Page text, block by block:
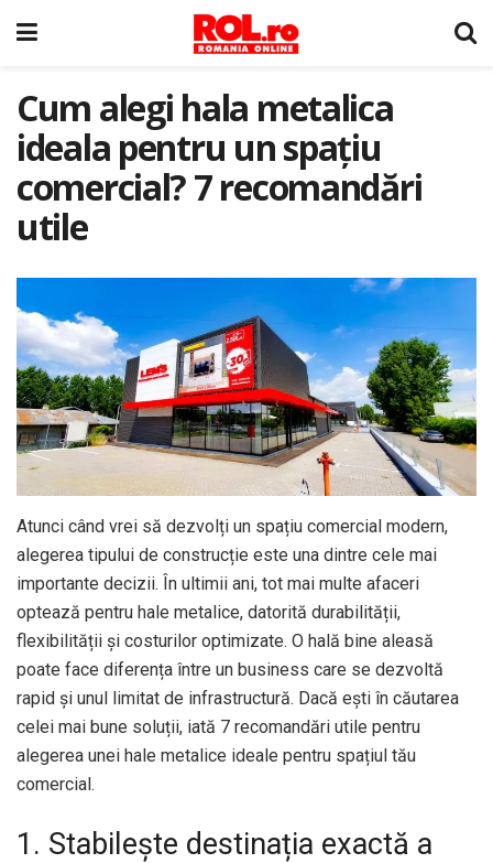
Cum alegi hala metalica
ideala pentru un spațiu
comercial? 7 recomandări
utile
Atunci când vrei să dezvolți un spațiu comercial modern,
alegerea tipului de construcție este una dintre cele mai
importante decizii. În ultimii ani, tot mai multe afaceri
optează pentru hale metalice, datorită durabilității,
flexibilității și costurilor optimizate. O hală bine aleasă
poate face diferența între un business care se dezvoltă
rapid și unul limitat de infrastructură. Dacă ești în căutarea
celei mai bune soluții, iată 7 recomandări utile pentru
alegerea unei hale metalice ideale pentru spațiul tău
comercial.
1. Stabilește destinația exactă a